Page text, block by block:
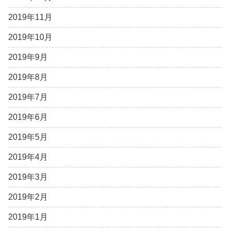
2019年11月
2019年10月
2019年9月
2019年8月
2019年7月
2019年6月
2019年5月
2019年4月
2019年3月
2019年2月
2019年1月